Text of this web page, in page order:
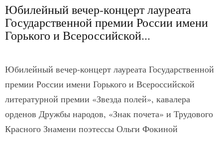
Юбилейный вечер-концерт лауреата
Государственной премии России имени
Горького и Всероссийской...
Юбилейный вечер-концерт лауреата Государственной
премии России имени Горького и Всероссийской
литературной премии «Звезда полей», кавалера
орденов Дружбы народов, «Знак почета» и Трудового
Красного Знамени поэтессы Ольги Фокиной